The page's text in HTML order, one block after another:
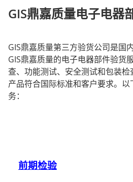
GIS鼎嘉质量电子电器
GIS鼎嘉质量第三方验货公司是国
GIS鼎嘉质量的电子电器部件验货
查、功能测试、安全测试和包装
产品符合国际标准和客户要求。以
务：
前期检验